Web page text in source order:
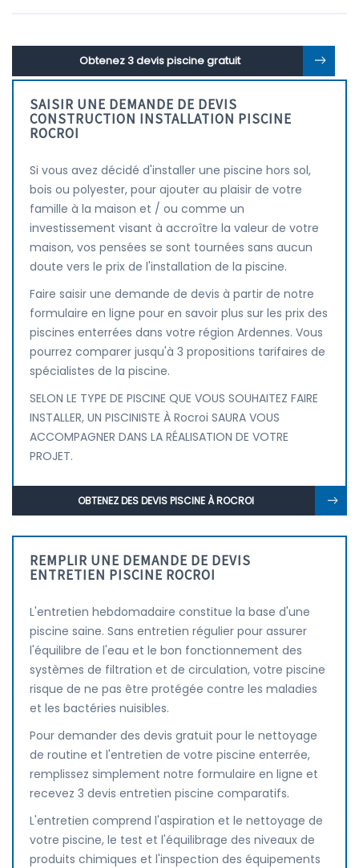
Obtenez 3 devis piscine gratuit
SAISIR UNE DEMANDE DE DEVIS
CONSTRUCTION INSTALLATION PISCINE
ROCROI
Si vous avez décidé d'installer une piscine hors sol,
bois ou polyester, pour ajouter au plaisir de votre
famille à la maison et / ou comme un
investissement visant à accroître la valeur de votre
maison, vos pensées se sont tournées sans aucun
doute vers le prix de l'installation de la piscine.
Faire saisir une demande de devis à partir de notre
formulaire en ligne pour en savoir plus sur les prix des
piscines enterrées dans votre région Ardennes. Vous
pourrez comparer jusqu'à 3 propositions tarifaires de
spécialistes de la piscine.
SELON LE TYPE DE PISCINE QUE VOUS SOUHAITEZ FAIRE
INSTALLER, UN PISCINISTE À Rocroi SAURA VOUS
ACCOMPAGNER DANS LA RÉALISATION DE VOTRE
PROJET.
OBTENEZ DES DEVIS PISCINE À ROCROI
REMPLIR UNE DEMANDE DE DEVIS
ENTRETIEN PISCINE ROCROI
L'entretien hebdomadaire constitue la base d'une
piscine saine. Sans entretien régulier pour assurer
l'équilibre de l'eau et le bon fonctionnement des
systèmes de filtration et de circulation, votre piscine
risque de ne pas être protégée contre les maladies
et les bactéries nuisibles.
Pour demander des devis gratuit pour le nettoyage
de routine et l'entretien de votre piscine enterrée,
remplissez simplement notre formulaire en ligne et
recevez 3 devis entretien piscine comparatifs.
L'entretien comprend l'aspiration et le nettoyage de
votre piscine, le test et l'équilibrage des niveaux de
produits chimiques et l'inspection des équipements